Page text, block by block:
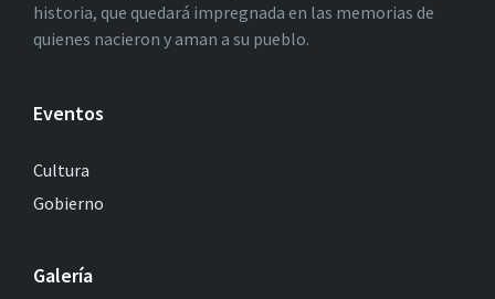
historia, que quedará impregnada en las memorias de
quienes nacieron y aman a su pueblo.
Eventos
Cultura
Gobierno
Galería